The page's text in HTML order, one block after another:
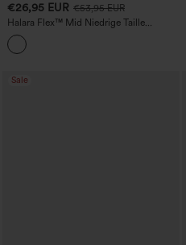
€26,95 EUR €53,95 EUR
Halara Flex™ Mid Niedrige Taille
Reißverschluss-Taschen Gewaschene
Lässige Mom-Jeans
Sale